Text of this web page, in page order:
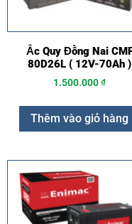
Ắc Quy Đồng Nai
80D26L ( 12V-70Ah )
1.500.000₫
Thêm vào giỏ hàng